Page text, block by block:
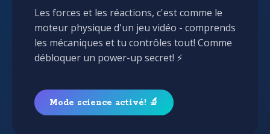
Les forces et les réactions, c'est comme le
moteur physique d'un jeu vidéo - comprends
les mécaniques et tu contrôles tout! Comme
débloquer un power-up secret! ⚡
Mode science activé! 🔬